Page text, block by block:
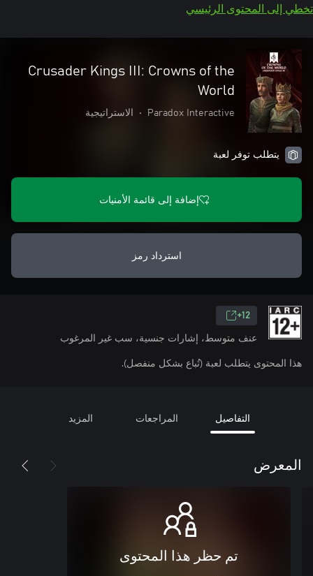
تخطي إلى المحتوى الرئيسي
Crusader Kings III: Crowns of the
World
Paradox Interactive
• الاستراتيجية
يتطلب توفر لعبة
إضافة إلى قائمة الأمنيات
استرداد رمز
12+
عنف متوسط، إشارات جنسية، سب غير المرغوب
هذا المحتوى يتطلب لعبة (تُباع بشكل منفصل).
التفاصيل المراجعات المزيد
المعرض
تم حظر هذا المحتوى